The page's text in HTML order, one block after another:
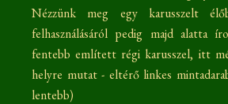
Nézzünk meg egy karusszelt
felhasználásáról pedig majd alatta
fentebb említett régi karusszel, itt
helyre mutat - eltérő linkes
lentebb)